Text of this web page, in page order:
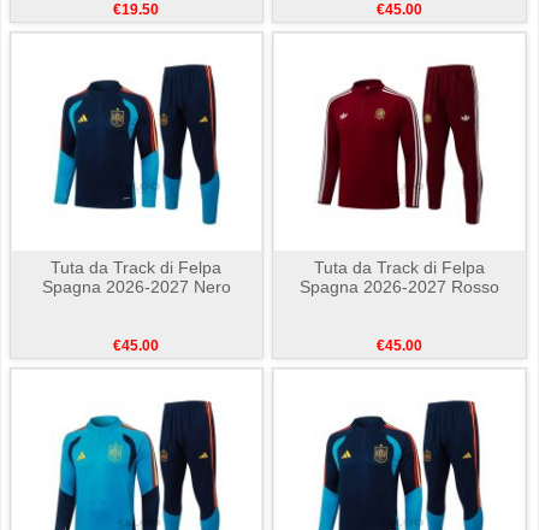
€19.50 €45.00
Tuta da Track di Felpa
Spagna 2026-2027 Nero
€45.00
Tuta da Track di Felpa
Spagna 2026-2027 Rosso
€45.00